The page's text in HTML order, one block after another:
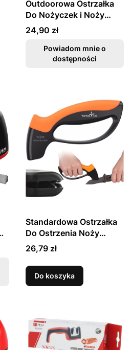
Outdoorowa Ostrzałka
Do Nożyczek i Noży
T0907T TAIDEA
Cena
24,90 zł
Powiadom mnie o
dostępności
Standardowa Ostrzałka
Do Ostrzenia Noży
Stalka TY1708 TAIDEA
Cena
26,79 zł
Do koszyka